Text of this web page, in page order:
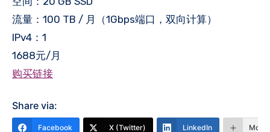
流量：100 TB / 月（1Gbps端口，双向计算）
IPv4：1
1688元/月
购买链接
Share via:
Facebook X (Twitter) LinkedIn More